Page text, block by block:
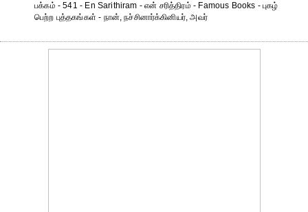
பக்கம் - 541 - En Sarithiram - என் சரித்திரம் - Famous Books - புகழ்
பெற்ற புத்தகங்கள் - நான், நச்சினார்க்கினியர், அவர்